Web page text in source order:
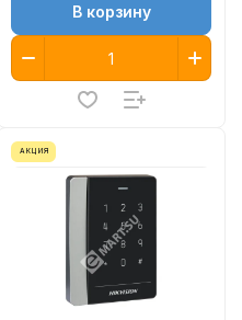
В корзину
АКЦИЯ